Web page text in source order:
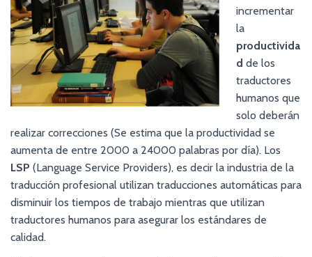
incrementar
la
productivida
d de los
traductores
humanos que
solo deberán
realizar correcciones (Se estima que la productividad se
aumenta de entre 2000 a 24000 palabras por día). Los
LSP (Language Service Providers), es decir la industria de la
traducción profesional utilizan traducciones automáticas para
disminuir los tiempos de trabajo mientras que utilizan
traductores humanos para asegurar los estándares de
calidad.